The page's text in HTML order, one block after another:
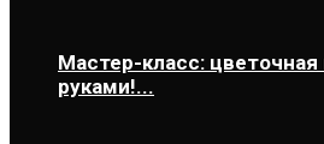
Мастер-класс:
руками!...